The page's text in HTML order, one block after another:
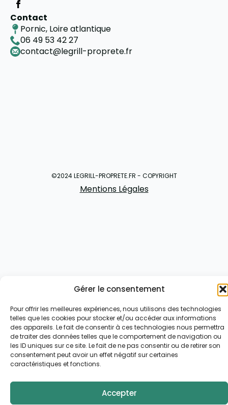
Gérer le consentement
Pour offrir les meilleures expériences, nous utilisons des technologies
telles que les cookies pour stocker et/ou accéder aux informations
des appareils. Le fait de consentir à ces technologies nous permettra
de traiter des données telles que le comportement de navigation ou
les ID uniques sur ce site. Le fait de ne pas consentir ou de retirer son
consentement peut avoir un effet négatif sur certaines
caractéristiques et fonctions.
Accepter
Contact
Pornic, Loire atlantique
06 49 53 42 27
contact@legrill-proprete.fr
©2024 LEGRILL-PROPRETE.FR - COPYRIGHT
Mentions Légales